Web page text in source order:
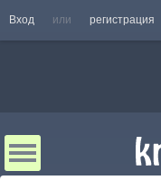
Вход или регистрация